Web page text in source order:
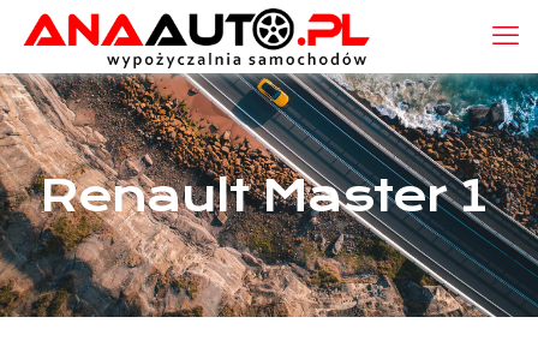
Renault Master 1